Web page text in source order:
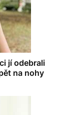
jí odebrali
na nohy